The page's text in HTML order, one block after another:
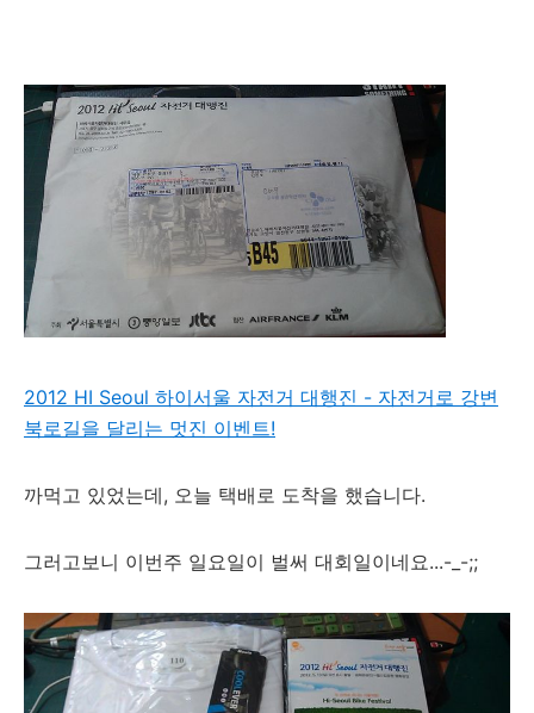
2012 HI Seoul 하이서울 자전거 대행진 - 자전거로 강변
북로길을 달리는 멋진 이벤트!
까먹고 있었는데, 오늘 택배로 도착을 했습니다.
그러고보니 이번주 일요일이 벌써 대회일이네요...-_-;;